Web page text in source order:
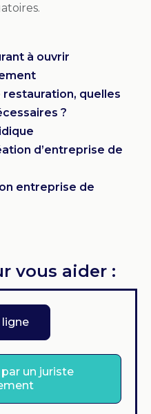
à ouvrir
quelles
?
d’entreprise de
entreprise de
vous aider :
ligne
un juriste